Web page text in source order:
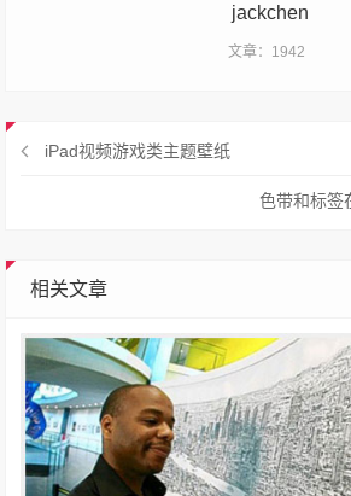
jackchen
文章：1942
iPad视频游戏类主题壁纸
色带和标签
相关文章